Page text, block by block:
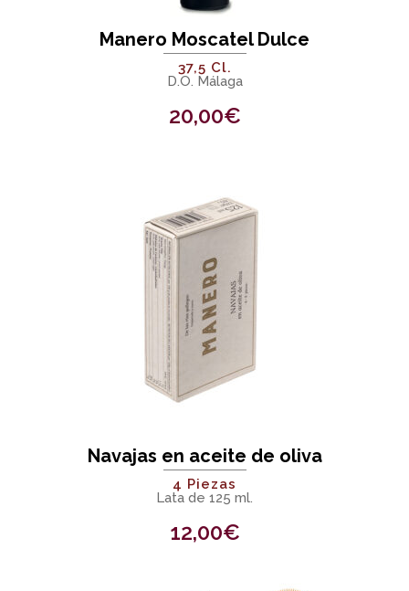
Manero Moscatel Dulce
37,5 Cl.
D.O. Málaga
20,00€
Navajas en aceite de oliva
4 Piezas
Lata de 125 ml.
12,00€